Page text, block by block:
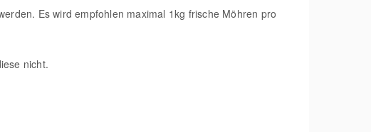
Es wird empfohlen maximal 1kg frische Möhren pro
nicht.